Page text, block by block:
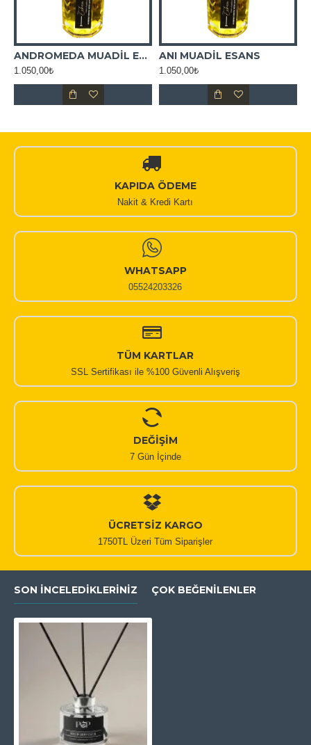
ANDROMEDA MUADİL ESANS
1.050,00₺
ANI MUADİL ESANS
1.050,00₺
KAPIDA ÖDEME
Nakit & Kredi Kartı
WHATSAPP
05524203326
TÜM KARTLAR
SSL Sertifikası ile %100 Güvenli Alışveriş
DEĞİŞİM
7 Gün İçinde
ÜCRETSİZ KARGO
1750TL Üzeri Tüm Siparişler
SON İNCELEDIKLERINIZ ÇOK BEĞENILENLER